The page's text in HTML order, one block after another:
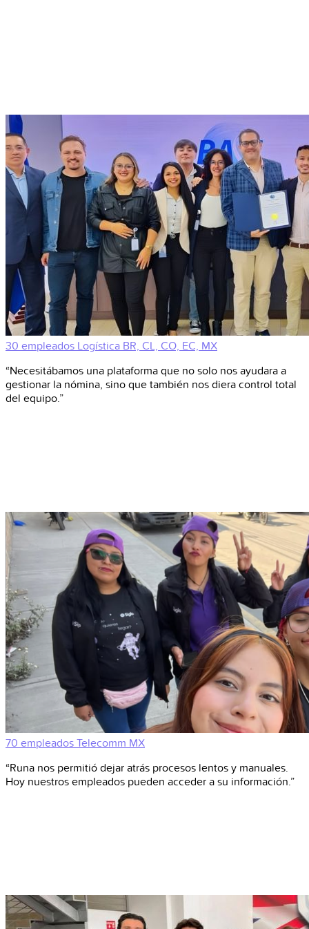
30 empleados Logística BR, CL, CO, EC, MX
“Necesitábamos una plataforma que no solo nos ayudara a
gestionar la nómina, sino que también nos diera control total
del equipo.”
70 empleados Telecomm MX
“Runa nos permitió dejar atrás procesos lentos y manuales.
Hoy nuestros empleados pueden acceder a su información.”